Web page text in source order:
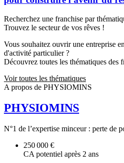
Recherchez une franchise par
Trouvez le secteur de vos rêves !
Vous souhaitez ouvrir une entreprise
d'activité particulier ?
Découvrez toutes les thématiques des
Voir toutes les thématiques
A propos de PHYSIOMINS
PHYSIOMINS
N°1 de l’expertise minceur : perte de
250 000 €
CA potentiel après 2 ans